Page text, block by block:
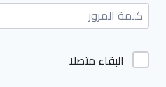
البقاء متصلا